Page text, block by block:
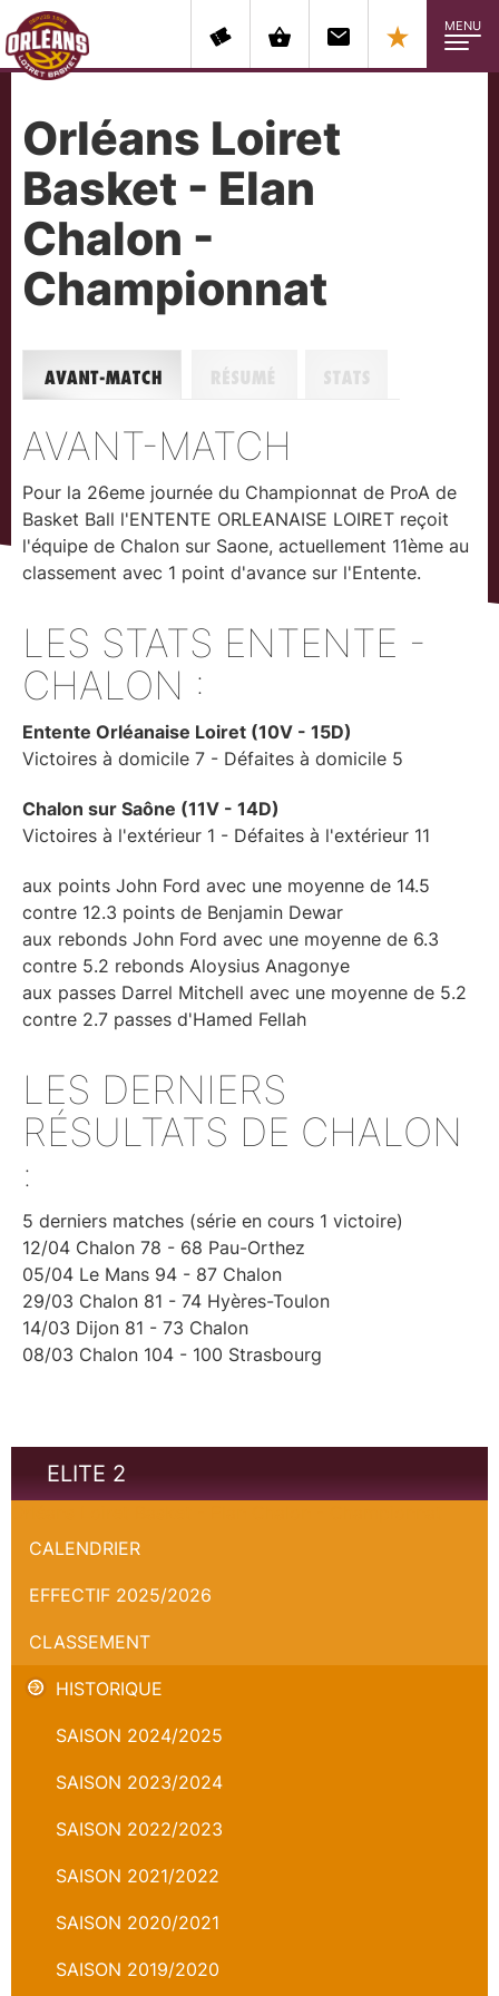
MENU
Orléans Loiret
Basket - Elan
Chalon -
Championnat
AVANT-MATCH
Pour la 26eme journée du Championnat de ProA de
Basket Ball l'ENTENTE ORLEANAISE LOIRET reçoit
l'équipe de Chalon sur Saone, actuellement 11ème au
classement avec 1 point d'avance sur l'Entente.
LES STATS ENTENTE -
CHALON :
Entente Orléanaise Loiret (10V - 15D)
Victoires à domicile 7 - Défaites à domicile 5
Chalon sur Saône (11V - 14D)
Victoires à l'extérieur 1 - Défaites à l'extérieur 11
aux points John Ford avec une moyenne de 14.5
contre 12.3 points de Benjamin Dewar
aux rebonds John Ford avec une moyenne de 6.3
contre 5.2 rebonds Aloysius Anagonye
aux passes Darrel Mitchell avec une moyenne de 5.2
contre 2.7 passes d'Hamed Fellah
LES DERNIERS
RÉSULTATS DE CHALON
:
5 derniers matches (série en cours 1 victoire)
12/04 Chalon 78 - 68 Pau-Orthez
05/04 Le Mans 94 - 87 Chalon
29/03 Chalon 81 - 74 Hyères-Toulon
14/03 Dijon 81 - 73 Chalon
08/03 Chalon 104 - 100 Strasbourg
ELITE 2
CALENDRIER
EFFECTIF 2025/2026
CLASSEMENT
HISTORIQUE
SAISON 2024/2025
SAISON 2023/2024
SAISON 2022/2023
SAISON 2021/2022
SAISON 2020/2021
SAISON 2019/2020